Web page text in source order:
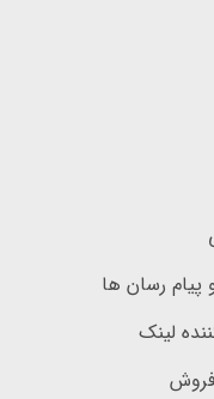
رسان ها
لینک